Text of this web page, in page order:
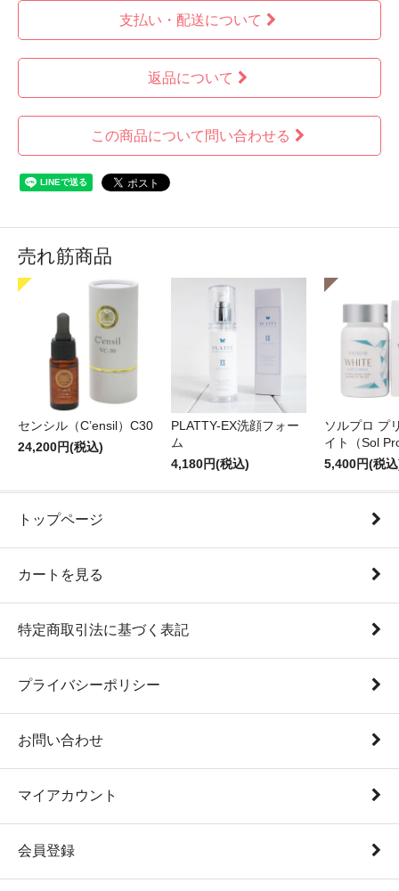
支払い・配送について
返品について
この商品について問い合わせる
売れ筋商品
センシル（C’ensil）C30
24,200円(税込)
PLATTY-EX洗顔フォー
ム
4,180円(税込)
ソルプロ プ
イト（Sol
5,400円(税
トップページ
カートを見る
特定商取引法に基づく表記
プライバシーポリシー
お問い合わせ
マイアカウント
会員登録